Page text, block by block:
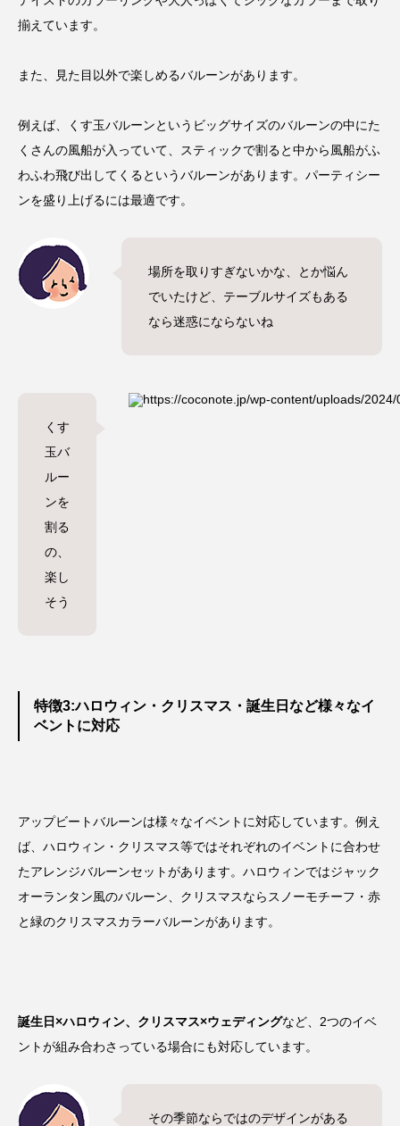
揃えています。
また、見た目以外で楽しめるバルーンがあります。
例えば、
くす玉バルーンというビッグサイズのバルーンの中にた
くさんの風船が入っていて、スティックで割ると中から風船がふ
わふわ飛び出してくるというバルーンがあります。パーティシー
ンを盛り上げるには最適です。
場所を取りすぎないかな、とか悩ん
でいたけど、テーブルサイズもある
なら迷惑にならないね
くす
玉バ
ルー
ンを
割る
の、
楽し
そう
特徴3:ハロウィン・クリスマス・誕生日など様々なイ
ベントに対応
アップビートバルーンは様々なイベントに対応しています。例え
ば、ハロウィン・クリスマス等ではそれぞれのイベントに合わせ
たアレンジバルーンセットがあります。 ハロウィンではジャック
オーランタン風のバルーン、クリスマスならスノーモチーフ・赤
と緑のクリスマスカラーバルーンがあります。
誕生日×ハロウィン、クリスマス×ウェディングなど、2つのイベ
ントが組み合わさっている場合にも対応しています。
その季節ならではのデザインがある